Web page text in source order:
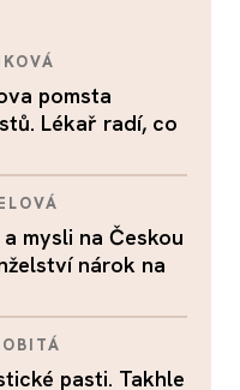
pomsta
Lékař radí, co
mysli na Českou
nárok na
pasti. Takhle